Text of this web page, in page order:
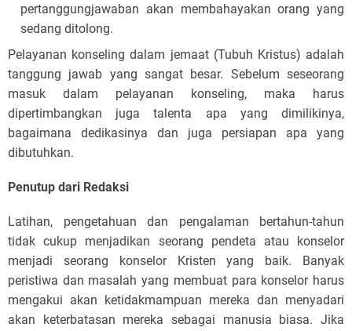
pertanggungjawaban akan membahayakan orang yang
sedang ditolong.
Pelayanan konseling dalam jemaat (Tubuh Kristus) adalah
tanggung jawab yang sangat besar. Sebelum seseorang
masuk dalam pelayanan konseling, maka harus
dipertimbangkan juga talenta apa yang dimilikinya,
bagaimana dedikasinya dan juga persiapan apa yang
dibutuhkan.
Penutup dari Redaksi
Latihan, pengetahuan dan pengalaman bertahun-tahun
tidak cukup menjadikan seorang pendeta atau konselor
menjadi seorang konselor Kristen yang baik. Banyak
peristiwa dan masalah yang membuat para konselor harus
mengakui akan ketidakmampuan mereka dan menyadari
akan keterbatasan mereka sebagai manusia biasa. Jika